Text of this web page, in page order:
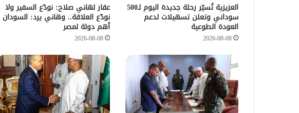
العزيزية تُسيّر رحلة جديدة اليوم لـ500
سوداني وتعلن تسهيلات لدعم
العودة الطوعية
2026-08-08
عقار لهاني صلاح: نودّع السفير ولا
نودّع العلاقة.. وهاني يرد: السودان
أهم دولة لمصر
2026-08-08